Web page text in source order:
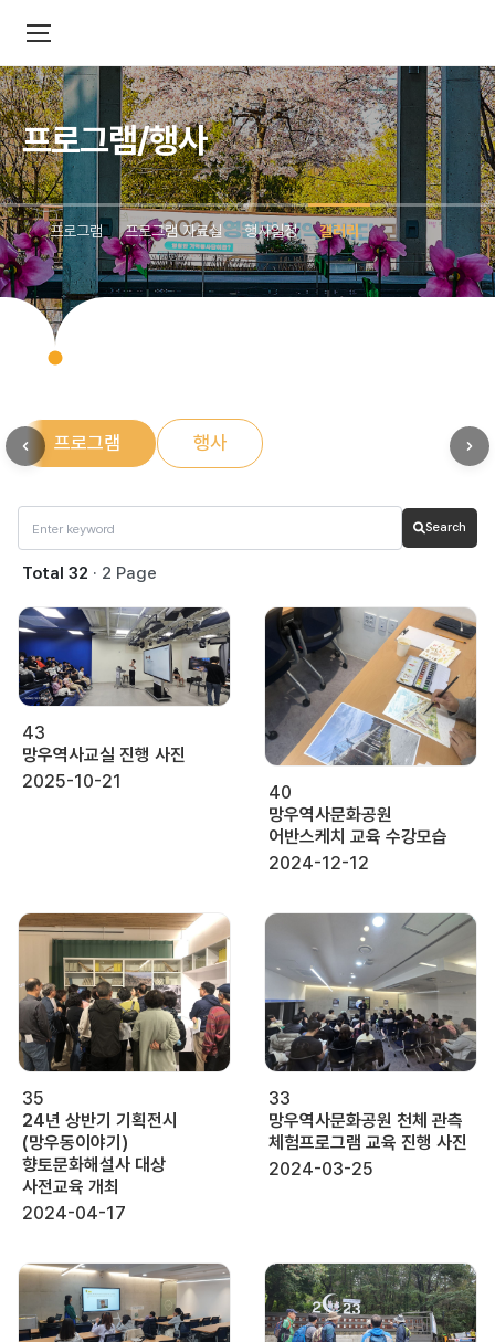
프로그램 프로그램 자료실 행사일정 갤러리
프로그램/행사
프로그램 행사
Search
Total 32 · 2 Page
43
망우역사교실 진행 사진
2025-10-21
40
망우역사문화공원
어반스케치 교육 수강모습
2024-12-12
35
24년 상반기 기획전시
(망우동이야기)
향토문화해설사 대상
사전교육 개최
2024-04-17
33
망우역사문화공원 천체 관측
체험프로그램 교육 진행 사진
2024-03-25